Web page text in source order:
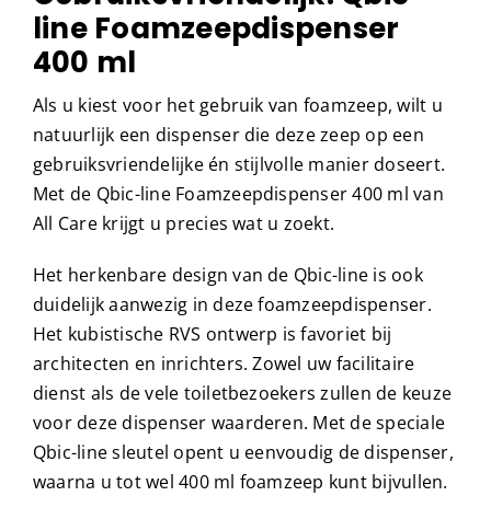
line Foamzeepdispenser
400 ml
Als u kiest voor het gebruik van foamzeep, wilt u
natuurlijk een dispenser die deze zeep op een
gebruiksvriendelijke én stijlvolle manier doseert.
Met de Qbic-line Foamzeepdispenser 400 ml van
All Care krijgt u precies wat u zoekt.
Het herkenbare design van de Qbic-line is ook
duidelijk aanwezig in deze foamzeepdispenser.
Het kubistische RVS ontwerp is favoriet bij
architecten en inrichters. Zowel uw facilitaire
dienst als de vele toiletbezoekers zullen de keuze
voor deze dispenser waarderen. Met de speciale
Qbic-line sleutel opent u eenvoudig de dispenser,
waarna u tot wel 400 ml foamzeep kunt bijvullen.